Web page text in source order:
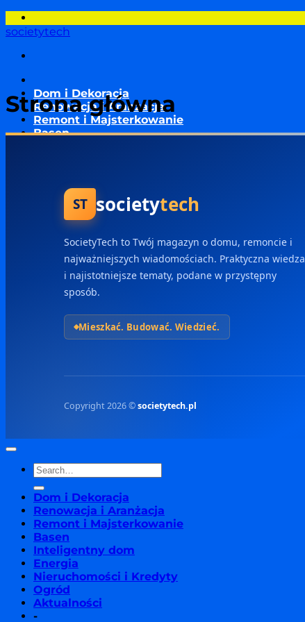
Przewiń
do
societytech
Dom i Dekoracja
Renowacja i Aranżacja
Remont i Majsterkowanie
Basen
Ogród
Aktualności
Strona główna
ST societytech
SocietyTech to Twój magazyn o domu, remoncie i
najważniejszych wiadomościach. Praktyczna wiedza
i najistotniejsze tematy, podane w przystępny
sposób.
Mieszkać. Budować. Wiedzieć.
Copyright 2026 ©societytech.pl
Dom i Dekoracja
Renowacja i Aranżacja
Remont i Majsterkowanie
Basen
Inteligentny dom
Energia
Nieruchomości i Kredyty
Ogród
Aktualności
-